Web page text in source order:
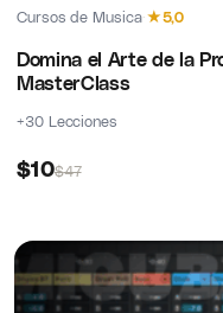
Cursos de Musica·★5,0
Domina el Arte de la
MasterClass
+30 Lecciones
$10$47